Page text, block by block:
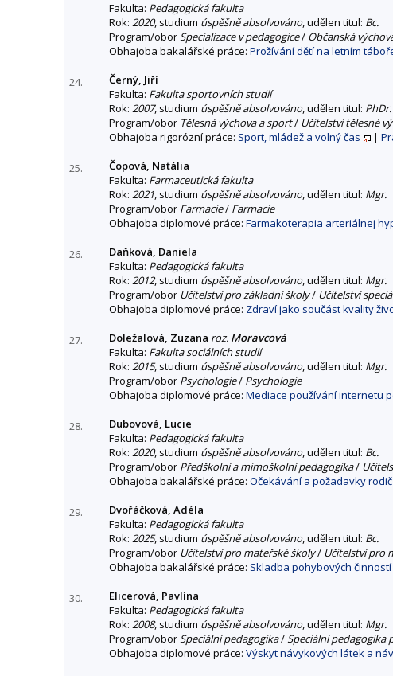
Fakulta: Pedagogická fakulta
Rok: 2020, studium úspěšně absolvováno, udělen titul: Bc.
Program/oborSpecializace v pedagogice/ Občanská
Obhajoba bakalářské práce: Prožívání dětí na letním
24.
Černý, Jiří
Fakulta: Fakulta sportovních studií
Rok: 2007, studium úspěšně absolvováno, udělen titul: PhDr.
Program/obor Tělesná výchova a sport/ Učitelství tělesné
Obhajoba rigorózní práce: Sport, mládež a volný čas |
25.
Čopová, Natália
Fakulta: Farmaceutická fakulta
Rok: 2021, studium úspěšně absolvováno, udělen titul: Mgr.
Program/obor Farmacie/ Farmacie
Obhajoba diplomové práce: Farmakoterapia arteriálnej
26.
Daňková, Daniela
Fakulta: Pedagogická fakulta
Rok: 2012, studium úspěšně absolvováno, udělen titul: Mgr.
Program/obor Učitelství pro základní školy/ Učitelství
Obhajoba diplomové práce: Zdraví jako součást kvality
27. Doležalová, Zuzana roz. Moravcová
Fakulta: Fakulta sociálních studií
Rok: 2015, studium úspěšně absolvováno, udělen titul: Mgr.
Program/obor Psychologie/ Psychologie
Obhajoba diplomové práce: Mediace používání internetu
28.
Dubovová, Lucie
Fakulta: Pedagogická fakulta
Rok: 2020, studium úspěšně absolvováno, udělen titul: Bc.
Program/obor Předškolní a mimoškolní pedagogika/
Obhajoba bakalářské práce: Očekávání a požadavky
29.
Dvořáčková, Adéla
Fakulta: Pedagogická fakulta
Rok: 2025, studium úspěšně absolvováno, udělen titul: Bc.
Program/obor Učitelství pro mateřské školy/ Učitelství pro
Obhajoba bakalářské práce: Skladba pohybových
30.
Elicerová, Pavlína
Fakulta: Pedagogická fakulta
Rok: 2008, studium úspěšně absolvováno, udělen titul: Mgr.
Program/oborSpeciální pedagogika/Speciální pedagogika
Obhajoba diplomové práce: Výskyt návykových látek a